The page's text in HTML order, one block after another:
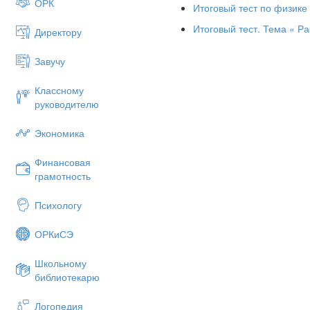
ОРК
Директору
Завучу
Классному
руководителю
Экономика
Финансовая
грамотность
Психологу
ОРКиСЭ
Школьному
библиотекарю
Логопедия
Итоговый тест по физике
Итоговый тест. Тема «